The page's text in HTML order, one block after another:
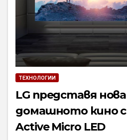
ТЕХНОЛОГИИ
LG представя
домашното кино с
Active Micro LED